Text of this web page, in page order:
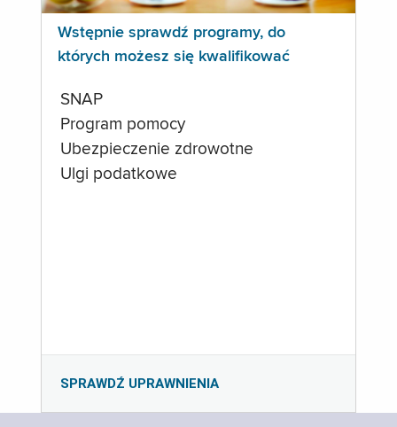
Wstępnie sprawdź programy, do
których możesz się kwalifikować
SNAP
Program pomocy
Ubezpieczenie zdrowotne
Ulgi podatkowe
SPRAWDŹ UPRAWNIENIA